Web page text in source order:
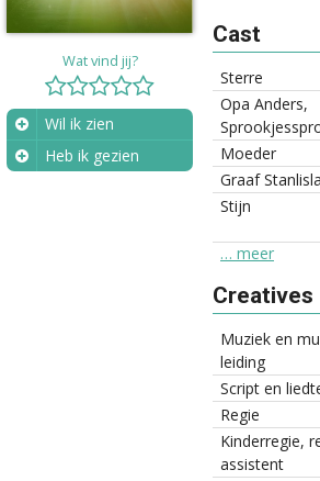
Wat vind jij?
Wil ik zien
Heb ik gezien
Cast
Sterre
Opa Anders,
Moeder
Graaf
Stijn
… meer
Creatives
Muziek en
leiding
Script en
Regie
Kinderregie,
assistent